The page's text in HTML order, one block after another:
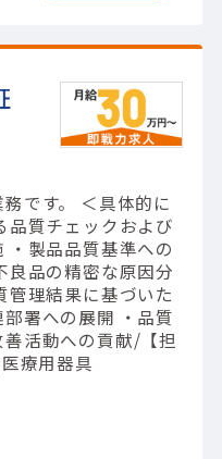
です。 ＜具体的に
品質チェックおよび
・製品品質基準への
良品の精密な原因分
管理結果に基づいた
署への展開 ・品質
活動への貢献/【担
療用器具